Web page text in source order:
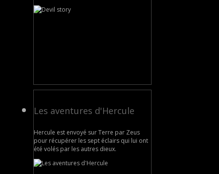
Les aventures d'Hercule
Hercule est envoyé sur Terre par Zeus
pour récupérer les sept éclairs qui lui ont
été volés par les autres dieux.